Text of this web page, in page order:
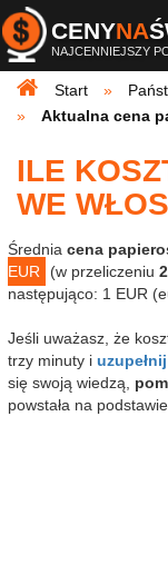
CENYNA
NAJCENNIEJSZY
Start
Aktualna cena
ILE
WE
Średnia cena
EUR
(w przeliczeniu
następująco: 1 EUR
Jeśli uważasz, że
trzy minuty i
się swoją wiedzą,
powstała na